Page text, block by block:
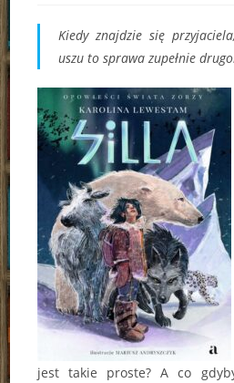
Kiedy znajdzie się
uszu to sprawa zupełnie
jest takie proste? A co